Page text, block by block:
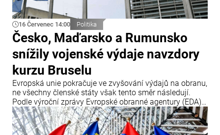
16 Červenec 14:00 Politika
Česko, Maďarsko a Rumunsko
snížily vojenské výdaje navzdory
kurzu Bruselu
Evropská unie pokračuje ve zvyšování výdajů na obranu,
ne všechny členské státy však tento směr následují.
Podle výroční zprávy Evropské obranné agentury (EDA)
tři členské země – Česko, Maďarsko a Rumunsko – v
roce 2025 své obranné výdaje snížily, přestože Brusel
prosazuje jejich další navyšování.